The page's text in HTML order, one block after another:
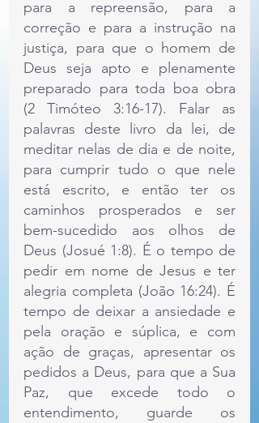
para a repreensão, para a
correção e para a instrução na
justiça, para que o homem de
Deus seja apto e plenamente
preparado para toda boa obra
(2 Timóteo 3:16-17). Falar as
palavras deste livro da lei, de
meditar nelas de dia e de noite,
para cumprir tudo o que nele
está escrito, e então ter os
caminhos prosperados e ser
bem-sucedido aos olhos de
Deus (Josué 1:8). É o tempo de
pedir em nome de Jesus e ter
alegria completa (João 16:24). É
tempo de deixar a ansiedade e
pela oração e súplica, e com
ação de graças, apresentar os
pedidos a Deus, para que a Sua
Paz, que excede todo o
entendimento, guarde os